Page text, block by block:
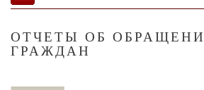
ОТЧЕТЫ ОБ
ГРАЖДАН